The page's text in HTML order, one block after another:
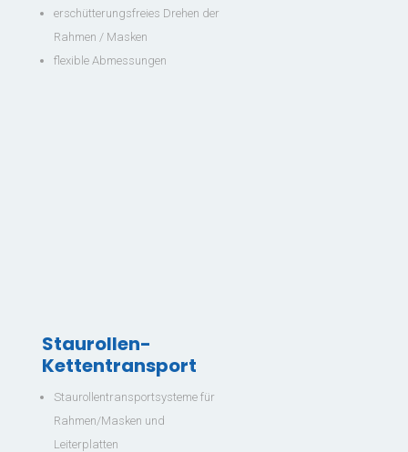
erschütterungsfreies Drehen der
Rahmen / Masken
flexible Abmessungen
Staurollen-
Kettentransport
Staurollentransportsysteme für
Rahmen/Masken und
Leiterplatten